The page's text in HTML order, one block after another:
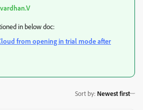
in below doc:
from opening in trial mode after
Sort by: Newest first